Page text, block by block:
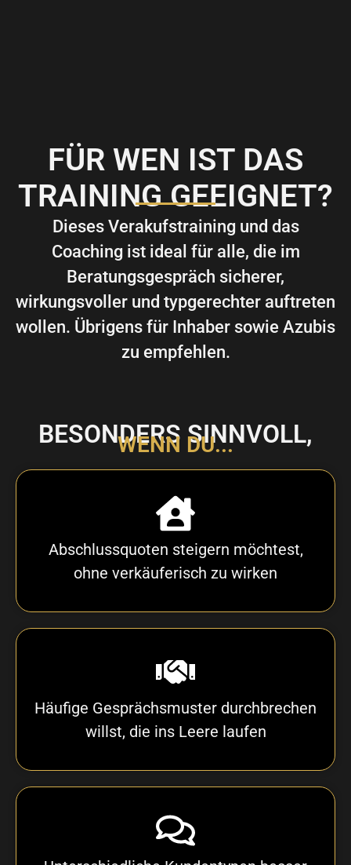
FÜR WEN IST DAS
TRAINING GEEIGNET?
Dieses Verakufstraining und das
Coaching ist ideal für alle, die im
Beratungsgespräch sicherer,
wirkungsvoller und typgerechter auftreten
wollen. Übrigens für Inhaber sowie Azubis
zu empfehlen.
BESONDERS SINNVOLL,
WENN DU...
Abschlussquoten steigern möchtest,
ohne verkäuferisch zu wirken
Häufige Gesprächsmuster durchbrechen
willst, die ins Leere laufen